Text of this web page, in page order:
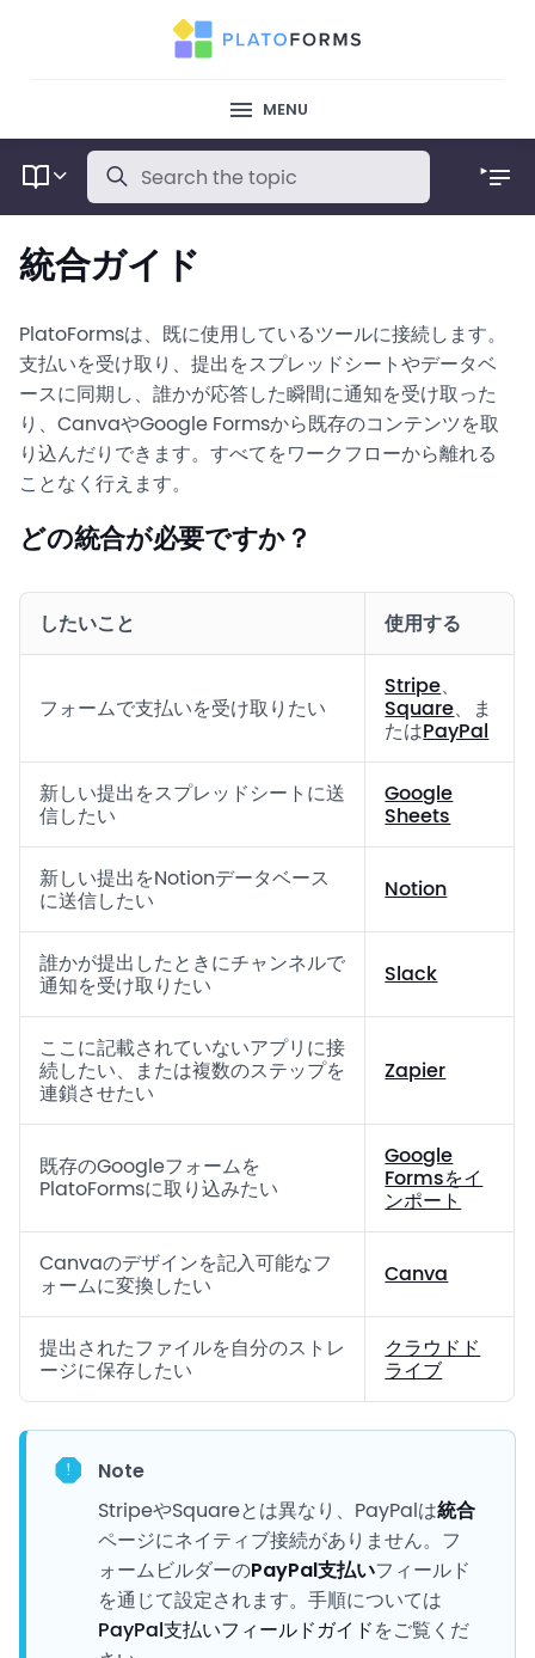
MENU
統合ガイド
PlatoFormsは、既に使用しているツールに接続します。
支払いを受け取り、提出をスプレッドシートやデータベ
ースに同期し、誰かが応答した瞬間に通知を受け取った
り、CanvaやGoogle Formsから既存のコンテンツを取
り込んだりできます。すべてをワークフローから離れる
ことなく行えます。
どの統合が必要ですか？
したいこと 使用する
フォームで支払いを受け取りたい
Stripe、
Square、ま
たはPayPal
新しい提出をスプレッドシートに送
信したい
Google
Sheets
新しい提出をNotionデータベース
に送信したい
Notion
誰かが提出したときにチャンネルで
通知を受け取りたい
Slack
ここに記載されていないアプリに接
続したい、または複数のステップを
連鎖させたい
Zapier
既存のGoogleフォームを
PlatoFormsに取り込みたい
Google
Formsをイ
ンポート
Canvaのデザインを記入可能なフ
ォームに変換したい
Canva
提出されたファイルを自分のストレ
ージに保存したい
クラウドド
ライブ
Note
StripeやSquareとは異なり、PayPalは統合
ページにネイティブ接続がありません。フ
ォームビルダーのPayPal支払いフィールド
を通じて設定されます。手順については
PayPal支払いフィールドガイドをご覧くだ